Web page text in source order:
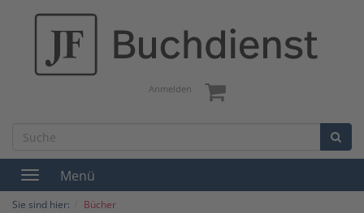
Anmelden
Toggle
navigation
Menü
Sie sind hier: Bücher